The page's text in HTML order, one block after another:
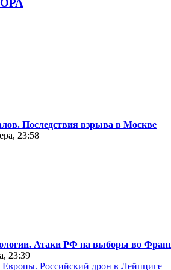
Последствия взрыва в Москве
23:58
Атаки РФ на выборы во
23:39
Европы. Российский дрон в Лейпциге